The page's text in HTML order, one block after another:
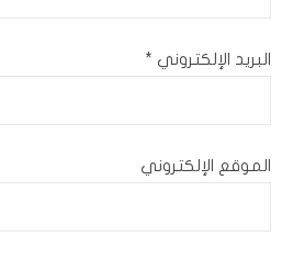
البريد الإلكتروني *
الموقع الإلكتروني